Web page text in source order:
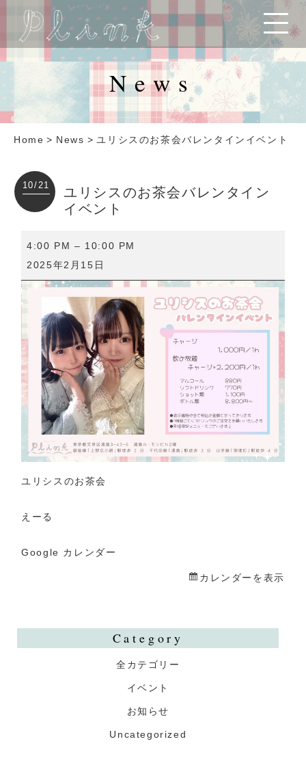
News
Home > News > ユリシスのお茶会バレンタインイベント
10/21
ユリシスのお茶会バレンタイン
イベント
シ
ス
茶
会
バ
タ
4:00 PM – 10:00 PM
2025年2月15日
ユリシスのお茶会
えーる
Google カレンダー
カレンダーを表示
Category
全カテゴリー
イベント
お知らせ
Uncategorized